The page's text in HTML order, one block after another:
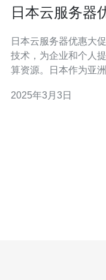
日本云服务器
日本云服务器优惠大促销 云服务器作为现代IT领域
技术，为企业和个人
算资源。日本作为亚
器提供商推出了优惠
2025年3月3日